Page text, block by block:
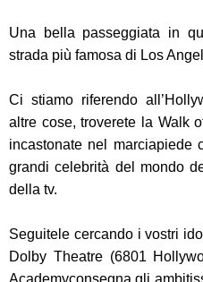
Una bella passeggiata in
strada più famosa di Los
Ci stiamo riferendo
altre cose, troverete la Walk
incastonate nel marciapiede
grandi celebrità del mondo
della tv.
Seguitele cercando i vostri
Dolby Theatre (6801